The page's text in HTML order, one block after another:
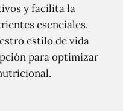
y facilita la
esenciales.
estilo de vida
para optimizar